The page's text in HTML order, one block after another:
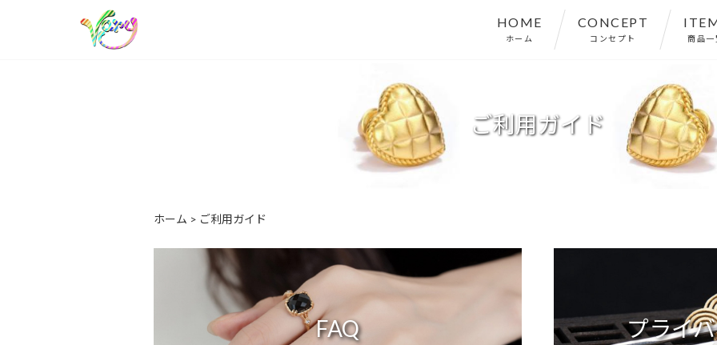
HOME
ホーム
CONCEPT
コンセプト 商品一
ご利用ガイド
ホーム > ご利用ガイド
FAQ プライ